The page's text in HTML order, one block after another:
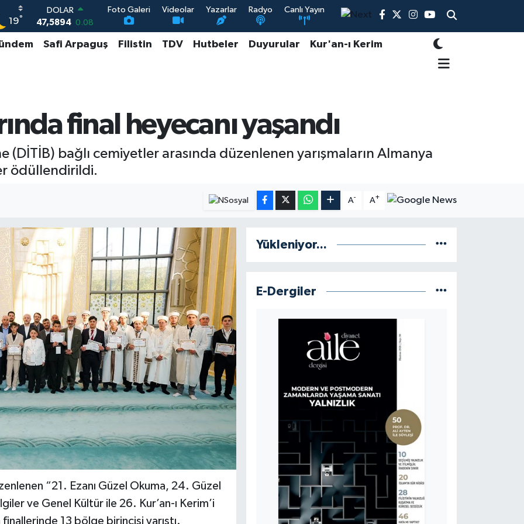
19°
DOLAR
47,5894 0.08
EURO
55,0398 -0.02
13.703
11
Foto Galeri Videolar Yazarlar Radyo Canlı Yayın
Safi Arpaguş Filistin TDV Hutbeler Duyurular Kur'an-ı Kerim
final heyecanı yaşandı
(DİTİB) bağlı cemiyetler arasında düzenlenen yarışmaların Almanya
ödüllendirildi.
A- A+
“21. Ezanı Güzel Okuma, 24. Güzel
ve Genel Kültür ile 26. Kur’an-ı Kerim’i
finallerinde 13 bölge birincisi yarıştı.
Yükleniyor...
E-Dergiler